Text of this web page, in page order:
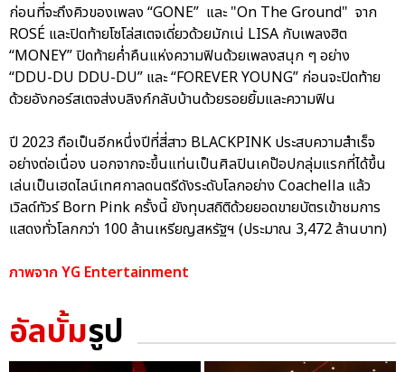
ก่อนที่จะถึงคิวของเพลง “GONE” และ "On The Ground" จาก
ROSÉ และปิดท้ายโซโล่สเตจเดี่ยวด้วยมักเน่ LISA กับเพลงฮิต
“MONEY” ปิดท้ายค่ำคืนแห่งความฟินด้วยเพลงสนุก ๆ อย่าง
“DDU-DU DDU-DU” และ “FOREVER YOUNG” ก่อนจะปิดท้าย
ด้วยอังกอร์สเตจส่งบลิงก์กลับบ้านด้วยรอยยิ้มและความฟิน
ปี 2023 ถือเป็นอีกหนึ่งปีที่สี่สาว BLACKPINK ประสบความสำเร็จ
อย่างต่อเนื่อง นอกจากจะขึ้นแท่นเป็นศิลปินเคป๊อปกลุ่มแรกที่ได้ขึ้น
เล่นเป็นเฮดไลน์เทศกาลดนตรีดังระดับโลกอย่าง Coachella แล้ว
เวิลด์ทัวร์ Born Pink ครั้งนี้ ยังทุบสถิติด้วยยอดขายบัตรเข้าชมการ
แสดงทั่วโลกกว่า 100 ล้านเหรียญสหรัฐฯ (ประมาณ 3,472 ล้านบาท)
ภาพจาก YG Entertainment
อัลบั้มรูป